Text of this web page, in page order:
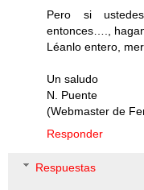
Pero si
entonces….,
Léanlo entero,
Un saludo
N. Puente
(Webmaster de
Responder
Respuestas